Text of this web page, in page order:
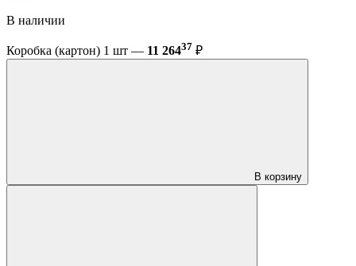
В наличии
Коробка (картон) 1 шт — 11 26437 ₽
В корзину